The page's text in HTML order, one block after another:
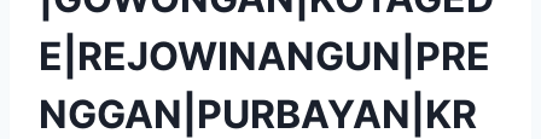
E|REJOWINANGUN|PRE
NGGAN|PURBAYAN|KR